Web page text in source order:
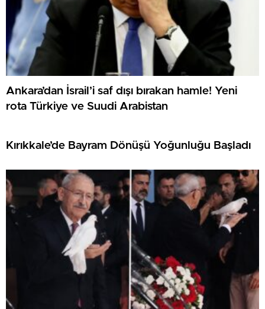
Ankara’dan İsrail’i saf dışı bırakan hamle! Yeni
rota Türkiye ve Suudi Arabistan
Kırıkkale’de Bayram Dönüşü Yoğunluğu Başladı